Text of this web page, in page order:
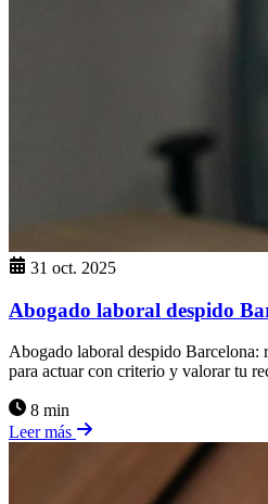
31 oct. 2025
Abogado laboral despido
Abogado laboral despido Barcelona:
para actuar con criterio y valorar tu
8 min
Leer más